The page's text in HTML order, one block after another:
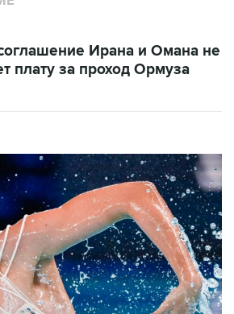
Ирана и Омана не
плату за проход Ормуза